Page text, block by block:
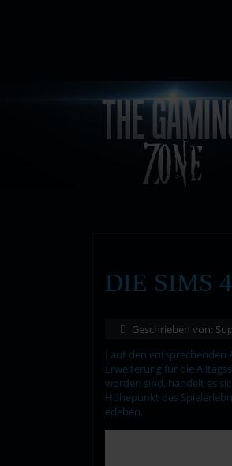
DIE SIMS
Geschrieben von:
Laut den entsprechenden
Erweiterung für die
worden sind, handelt es
Höhepunkt des
erleben.